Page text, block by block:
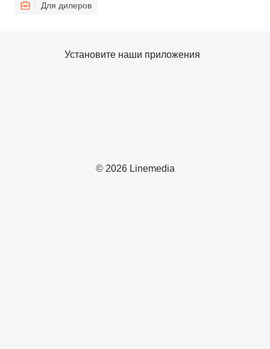
Для дилеров
© 2026 Linemedia
Установите наши приложения